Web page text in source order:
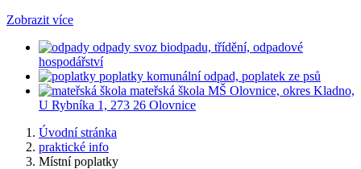
Zobrazit více
odpady svoz biodpadu, třídění, odpadové
hospodářství
poplatky komunální odpad, poplatek ze psů
mateřská škola MŠ Olovnice, okres Kladno,
U Rybníka 1, 273 26 Olovnice
Úvodní stránka
praktické info
Místní poplatky